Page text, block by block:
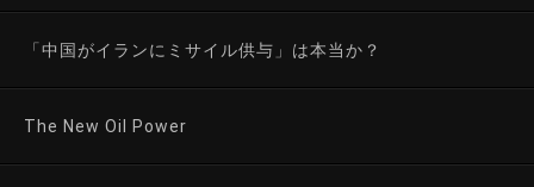
「中国がイランにミサイル供与」は本当か？
The New Oil Power